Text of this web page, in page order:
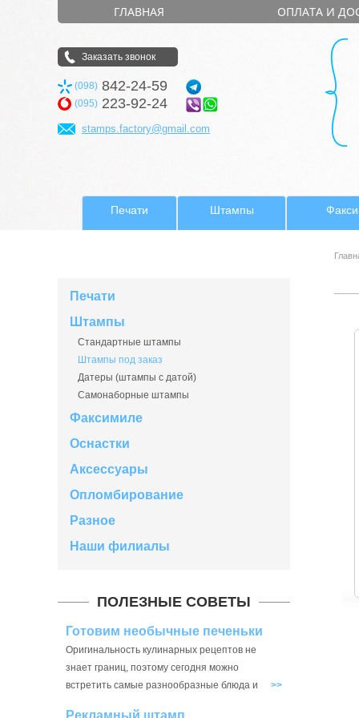
ГЛАВНАЯ ОПЛАТА И
Заказать звонок
(098) 842-24-59
(095) 223-92-24
stamps.factory@gmail.com
Печати Штампы
Печати
Штампы
Стандартные штампы
Штампы под заказ
Датеры (штампы с датой)
Самонаборные штампы
Факсимиле
Оснастки
Аксессуары
Опломбирование
Разное
Наши филиалы
ПОЛЕЗНЫЕ СОВЕТЫ
Готовим необычные печеньки
Оригинальность кулинарных рецептов не
знает границ, поэтому сегодня можно
встретить самые разнообразные блюда и
>>
Рекламный штамп